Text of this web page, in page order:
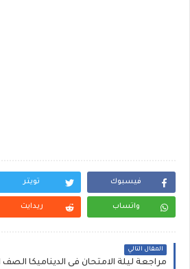
فيسبوك تويتر
واتساب ريدايت
المقال التالي